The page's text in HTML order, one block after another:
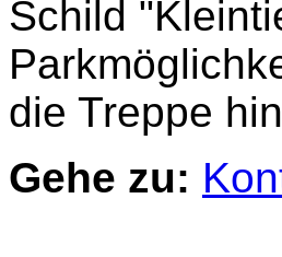
Schild
die Treppe
Gehe zu: